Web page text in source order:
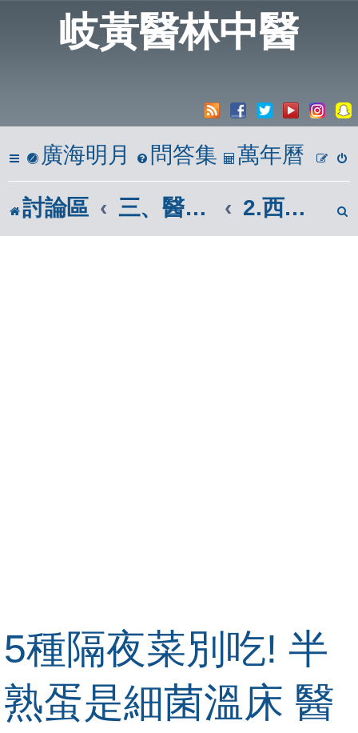
岐黃醫林中醫
廣海明月 問答集 萬年曆
討論區 三、醫學報導區(市面報章雜誌) 2.西醫報導
5種隔夜菜別吃! 半
熟蛋是細菌溫床 醫